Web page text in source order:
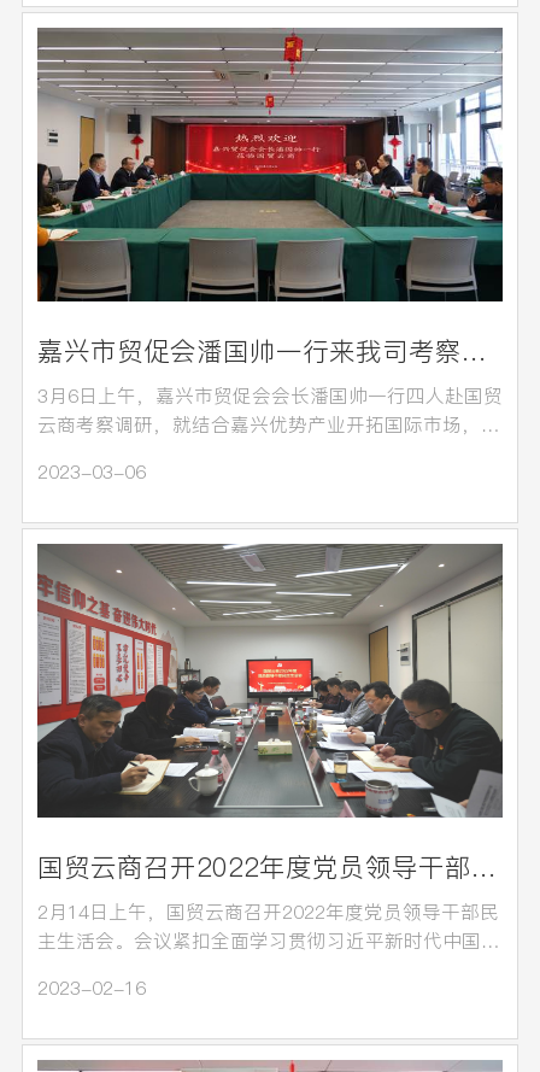
嘉兴市贸促会潘国帅一行来我司考察调研
3月6日上午，嘉兴市贸促会会长潘国帅一行四人赴国贸
云商考察调研，就结合嘉兴优势产业开拓国际市场，
2023-03-06
国贸云商召开2022年度党员领导干部民主生活会
2月14日上午，国贸云商召开2022年度党员领导干部民
主生活会。会议紧扣全面学习贯彻习近平新时代中国特
2023-02-16